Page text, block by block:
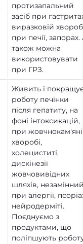
протизапальний
засіб при
виразковій
при печії, запорах.
також можна
використовувати
при ГРЗ.
Живить і
роботу печінки
після гепатиту, на
фоні інтоксикацій,
при
хворобі,
холециститі,
дискінезії
жовчовивідних
шляхів,
при алергії,
нейродерміті.
Поєднуємо з
продуктами, що
поліпшують